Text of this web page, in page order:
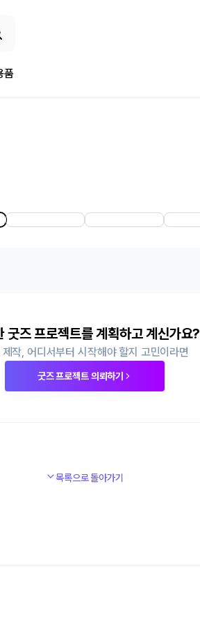
품
굿즈 프로젝트를 계획하고 계신가요?
작, 어디서부터 시작해야 할지 고민이라면
굿즈 프로젝트 의뢰하기
목록으로 돌아가기